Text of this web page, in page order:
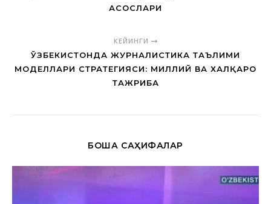
АСОСЛАРИ
КЕЙИНГИ
ЎЗБЕКИСТОНДА ЖУРНАЛИСТИКА ТАЪЛИМИ
МОДЕЛЛАРИ СТРАТЕГИЯСИ: МИЛЛИЙ ВА ХАЛҚАРО
ТАЖРИБА
БОШҚА САҲИФАЛАР